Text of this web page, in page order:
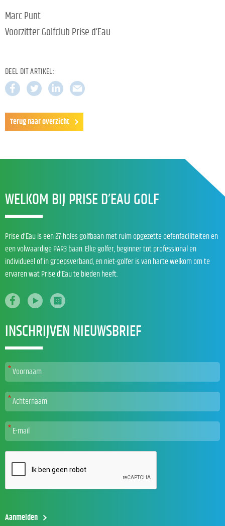
Marc Punt
Voorzitter Golfclub Prise d’Eau
DEEL DIT ARTIKEL:
Terug naar overzicht
WELKOM BIJ PRISE D’EAU GOLF
Prise d’Eau is een 27-holes golfbaan met ruim opgezette oefenfaciliteiten en
een volwaardige PAR3 baan. Elke golfer, beginner tot professional en
individueel of in groepsverband, en niet-golfer is van harte welkom om te
ervaren wat Prise d’Eau te bieden heeft.
INSCHRIJVEN NIEUWSBRIEF